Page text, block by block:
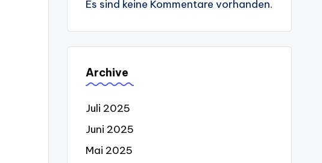
Es sind keine Kommentare vorhanden.
Archive
Juli 2025
Juni 2025
Mai 2025